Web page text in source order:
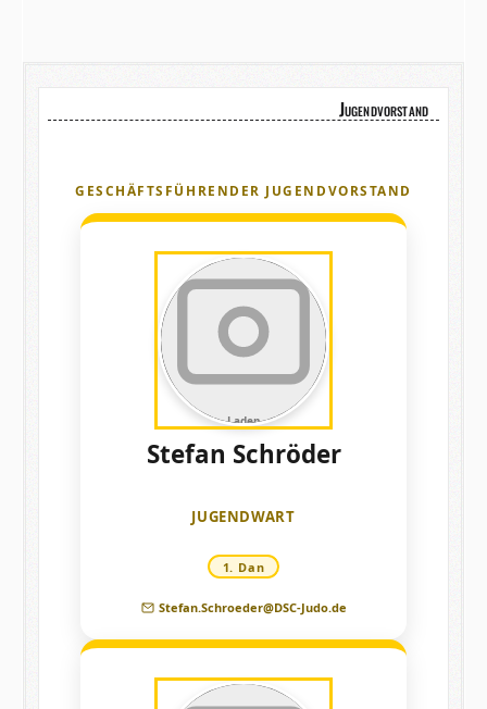
Jugendvorstand
GESCHÄFTSFÜHRENDER JUGENDVORSTAND
Laden
Stefan Schröder
JUGENDWART
1. Dan
Stefan.Schroeder@DSC-Judo.de